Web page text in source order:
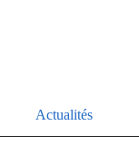
Actualités